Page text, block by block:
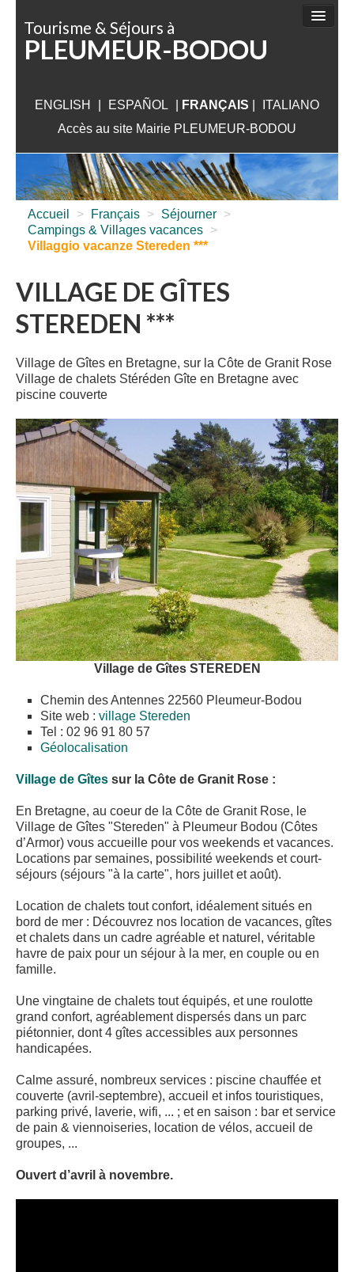
Tourisme & Séjours à
PLEUMEUR-BODOU
ENGLISH ESPAÑOL FRANÇAIS
ITALIANO
Accès au site Mairie PLEUMEUR-BODOU
FAIRE
SÉJOURNER
VISITER
AUX ALENTOURS
INFORMATIONS PRATIQUES
Accueil
> Français > Séjourner >
Campings & Villages vacances >
Villaggio vacanze Stereden ***
VILLAGE DE GÎTES
STEREDEN ***
Village de Gîtes en Bretagne, sur la Côte de Granit Rose
Village de chalets Stéréden Gîte en Bretagne avec
piscine couverte
Village de Gîtes STEREDEN
Chemin des Antennes 22560 Pleumeur-Bodou
Site web : village Stereden
Tel : 02 96 91 80 57
Géolocalisation
Village de Gîtes sur la Côte de Granit Rose :
En Bretagne, au coeur de la Côte de Granit Rose, le
Village de Gîtes "Stereden" à Pleumeur Bodou (Côtes
d’Armor) vous accueille pour vos weekends et vacances.
Locations par semaines, possibilité weekends et court-
séjours (séjours "à la carte", hors juillet et août).
Location de chalets tout confort, idéalement situés en
bord de mer : Découvrez nos location de vacances, gîtes
et chalets dans un cadre agréable et naturel, véritable
havre de paix pour un séjour à la mer, en couple ou en
famille.
Une vingtaine de chalets tout équipés, et une roulotte
grand confort, agréablement dispersés dans un parc
piétonnier, dont 4 gîtes accessibles aux personnes
handicapées.
Calme assuré, nombreux services : piscine chauffée et
couverte (avril-septembre), accueil et infos touristiques,
parking privé, laverie, wifi, ... ; et en saison : bar et service
de pain & viennoiseries, location de vélos, accueil de
groupes, ...
Ouvert d’avril à novembre.